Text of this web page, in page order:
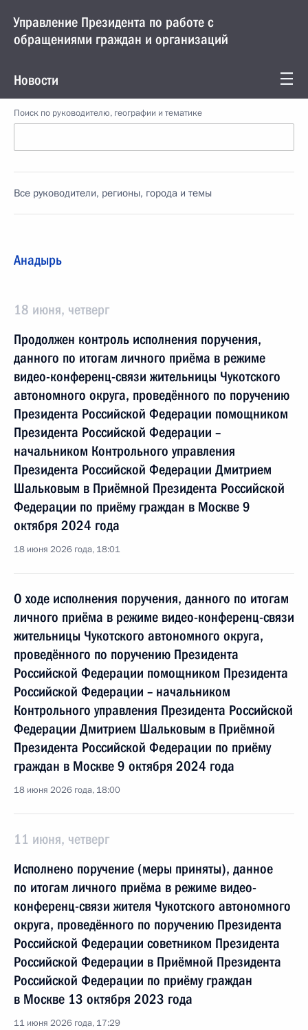
Управление Президента по работе с
обращениями граждан и организаций
Новости
Поиск по руководителю, географии и тематике
Все руководители, регионы, города и темы
Анадырь
18 июня, четверг
Продолжен контроль исполнения поручения,
данного по итогам личного приёма в режиме
видео-конференц-связи жительницы Чукотского
автономного округа, проведённого по поручению
Президента Российской Федерации помощником
Президента Российской Федерации –
начальником Контрольного управления
Президента Российской Федерации Дмитрием
Шальковым в Приёмной Президента Российской
Федерации по приёму граждан в Москве 9
октября 2024 года
18 июня 2026 года, 18:01
О ходе исполнения поручения, данного по итогам
личного приёма в режиме видео-конференц-связи
жительницы Чукотского автономного округа,
проведённого по поручению Президента
Российской Федерации помощником Президента
Российской Федерации – начальником
Контрольного управления Президента Российской
Федерации Дмитрием Шальковым в Приёмной
Президента Российской Федерации по приёму
граждан в Москве 9 октября 2024 года
18 июня 2026 года, 18:00
11 июня, четверг
Исполнено поручение (меры приняты), данное
по итогам личного приёма в режиме видео-
конференц-связи жителя Чукотского автономного
округа, проведённого по поручению Президента
Российской Федерации советником Президента
Российской Федерации в Приёмной Президента
Российской Федерации по приёму граждан
в Москве 13 октября 2023 года
11 июня 2026 года, 17:29